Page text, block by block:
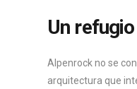
Un
Alpenrock no se
arquitectura que